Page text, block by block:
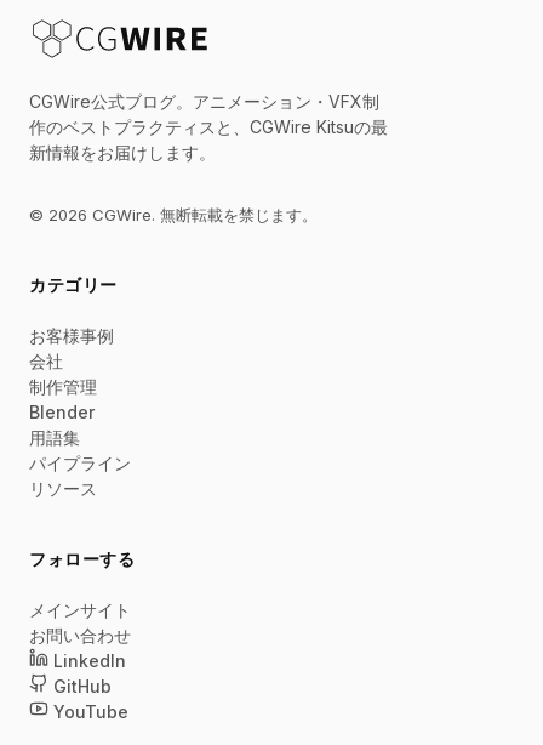
CGWire公式ブログ。アニメーション・VFX制
作のベストプラクティスと、CGWire Kitsuの最
新情報をお届けします。
© 2026 CGWire. 無断転載を禁じます。
カテゴリー
お客様事例
会社
制作管理
Blender
用語集
パイプライン
リソース
フォローする
メインサイト
お問い合わせ
LinkedIn
GitHub
YouTube